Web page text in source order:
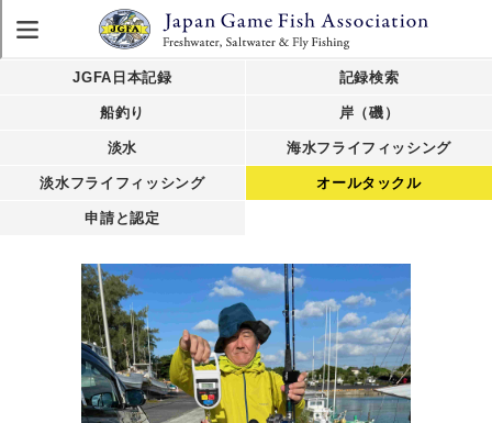
JGFA日本記録 記録検索
船釣り 岸（磯）
淡水 海水フライフィッシング
淡水フライフィッシング オールタックル
申請と認定